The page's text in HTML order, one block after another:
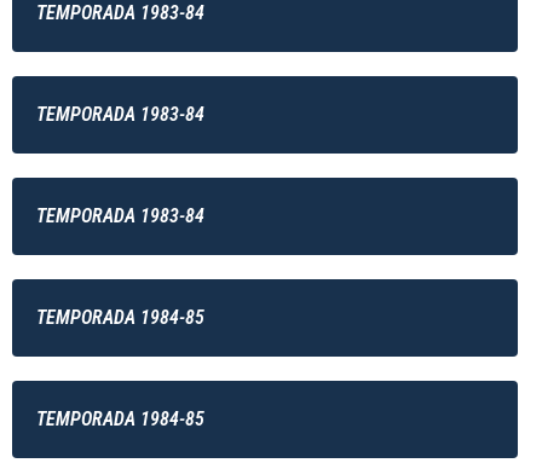
TEMPORADA 1983-84
TEMPORADA 1983-84
TEMPORADA 1983-84
TEMPORADA 1984-85
TEMPORADA 1984-85